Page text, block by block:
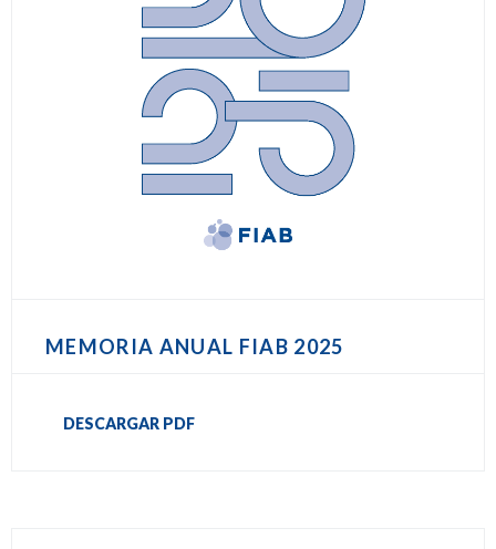
MEMORIA ANUAL FIAB 2025
DESCARGAR PDF